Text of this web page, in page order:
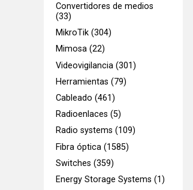
Convertidores de medios
(33)
MikroTik (304)
Mimosa (22)
Videovigilancia (301)
Herramientas (79)
Cableado (461)
Radioenlaces (5)
Radio systems (109)
Fibra óptica (1585)
Switches (359)
Energy Storage Systems (1)